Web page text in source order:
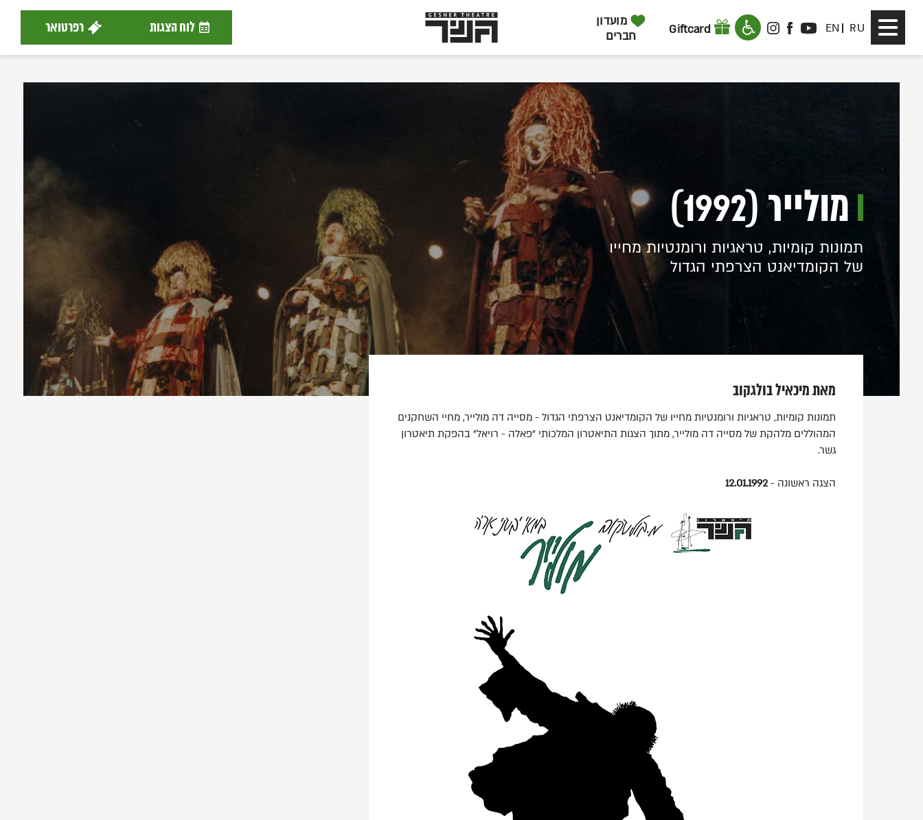
דלג לסרגל הניווט
דלג לתוכן
Toggle
navigation
RU
EN
Giftcard
מועדון
חברים
תיאטרון
גשר,
הצגות
בתל
לוח הצגות רפרטואר
מולייר (1992)
תמונות קומיות, טראגיות ורומנטיות מחייו
של הקומדיאנט הצרפתי הגדול
מאת מיכאיל בולגקוב
תמונות קומיות, טראגיות ורומנטיות מחייו של הקומדיאנט הצרפתי הגדול - מסייה דה מולייר, מחיי השחקנים
המהוללים מלהקת של מסייה דה מולייר, מתוך הצגות התיאטרון המלכותי "פאלה - רויאל" בהפקת תיאטרון
גשר.
הצגה ראשונה - 12.01.1992